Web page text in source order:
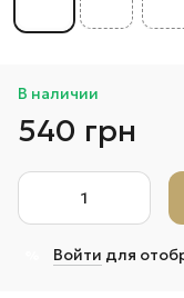
В наличии
540 грн
Войти для